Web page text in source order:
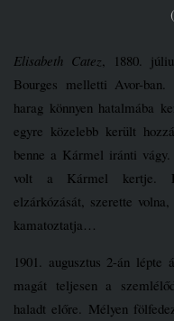
Elisabeth Catez , 1880.
Bourges melletti Avor-
harag könnyen hatalmába
egyre közelebb került
benne a Kármel iránti
volt a Kármel kertje.
elzárkózását, szerette
kamatoztatja…
1901. augusztus 2-án
magát teljesen a
haladt előre. Mélyen